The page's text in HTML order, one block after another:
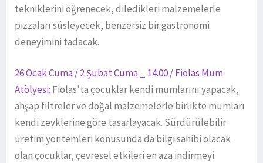
tekniklerini öğrenecek, diledikleri malzemelerle
pizzaları süsleyecek, benzersiz bir gastronomi
deneyimini tadacak.
26 Ocak Cuma / 2 Şubat Cuma _ 14.00 / Fiolas Mum
Atölyesi: Fiolas’ta çocuklar kendi mumlarını yapacak,
ahşap filtreler ve doğal malzemelerle birlikte mumları
kendi zevklerine göre tasarlayacak. Sürdürülebilir
üretim yöntemleri konusunda da bilgi sahibi olacak
olan çocuklar, çevresel etkileri en aza indirmeyi